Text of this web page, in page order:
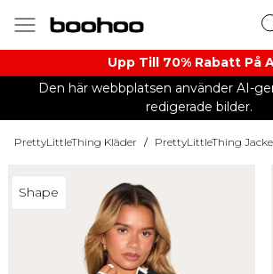
Upp Till 70% Rabatt På
Den här webbplatsen använder AI-
redigerade bilder.
PrettyLittleThing Kläder / PrettyLittleThing
Shape